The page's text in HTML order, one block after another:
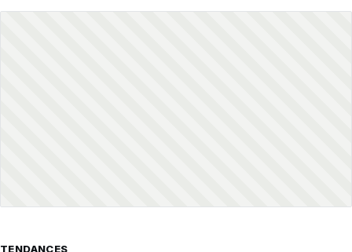
TENDANCES